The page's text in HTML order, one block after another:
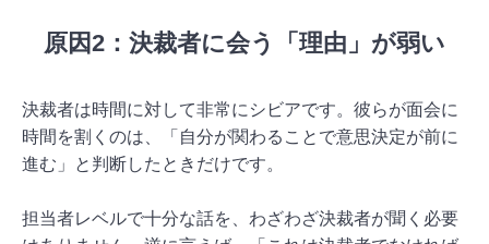
原因2：決裁者に会う「理由」が弱い
決裁者は時間に対して非常にシビアです。彼らが面会に
時間を割くのは、「自分が関わることで意思決定が前に
進む」と判断したときだけです。
担当者レベルで十分な話を、わざわざ決裁者が聞く必要